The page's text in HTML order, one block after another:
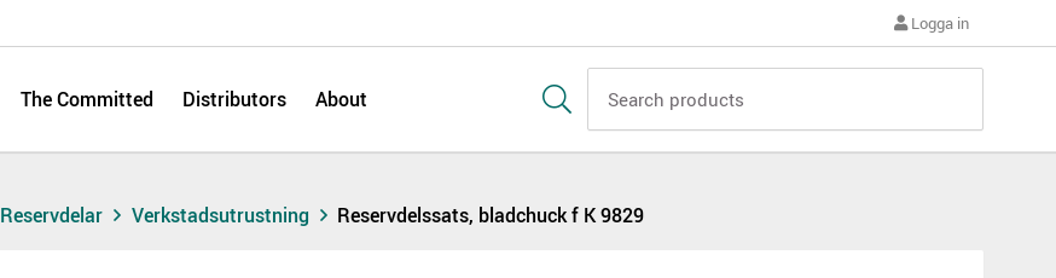
Logga in
The Committed Distributors About
Reservdelar Verkstadsutrustning Reservdelssats, bladchuck f K 9829